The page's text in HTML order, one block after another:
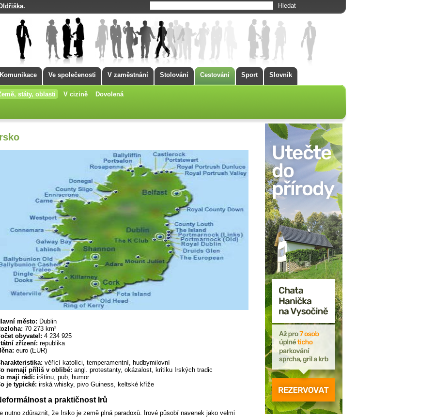
.
Komunikace Ve společenosti V zaměstnání Stolování Cestování Sport Slovník
státy, oblasti V cizině Dovolená
město: Dublin
70 273 km²
obyvatel: 4 234 925
zřízení: republika
euro (EUR)
věřící katolíci, temperamentní, hudbymilovní
nemají příliš v oblibě: angl. protestanty, okázalost, kritiku Irských tradic
mají rádi: irštinu, pub, humor
je typické: irská whisky, pivo Guiness, keltské kříže
a praktičnost Irů
nutno zdůraznit, že Irsko je země plná paradoxů. Irové působí navenek jako velmi